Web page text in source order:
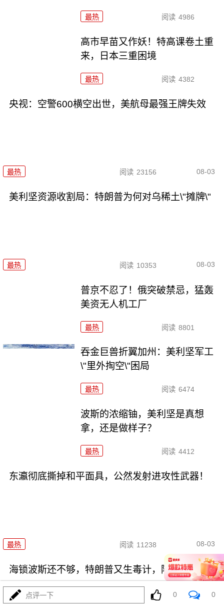
最热 阅读 4986
高市早苗又作妖！特高课卷土重
来，日本三重困境
最热 阅读 4382
央视：空警600横空出世，美航母最强王牌失效
最热 阅读 23156 08-03
美利坚资源收割局：特朗普为何对乌稀土\"摊牌\"
最热 阅读 10353 08-03
普京不忍了！俄突破禁忌，猛轰
美资无人机工厂
最热 阅读 8801
吞金巨兽折翼加州：美利坚军工
\"里外掏空\"困局
最热 阅读 6474
波斯的浓缩铀，美利坚是真想
拿，还是做样子？
最热 阅读 4412
东瀛彻底撕掉和平面具，公然发射进攻性武器！
最热 阅读 11238 08-03
海锁波斯还不够，特朗普又生毒计，陆地也要封
点评一下 0 0